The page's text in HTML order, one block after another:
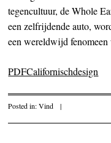
tegencultuur, de Whole
een zelfrijdende auto,
een wereldwijd fenomeen
PDFCalifornischdesign
Posted in:Vind |